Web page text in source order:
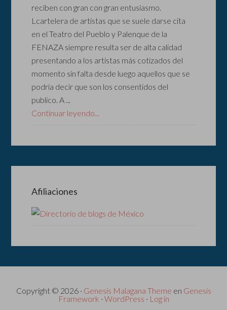
reciben con gran con gran entusiasmo.
Lcartelera de artistas que se suele darse cita
en el Teatro del Pueblo y Palenque de la
FENAZA siempre resulta ser de alta calidad
presentando a los artistas más cotizados del
momento sin falta desde luego aquellos que se
podría decir que son los consentidos del
publico. A ...
Continuar leyendo...
Afiliaciones
Copyright © 2026 · Genesis Malagana Theme en Genesis
Framework · WordPress · Log in